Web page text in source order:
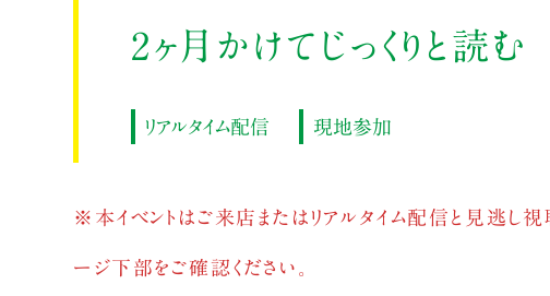
2ヶ月かけてじっくりと読む
リアルタイム配信 現地参加
※本イベントはご来店またはリアルタイム配信と見逃し視
ージ下部をご確認ください。